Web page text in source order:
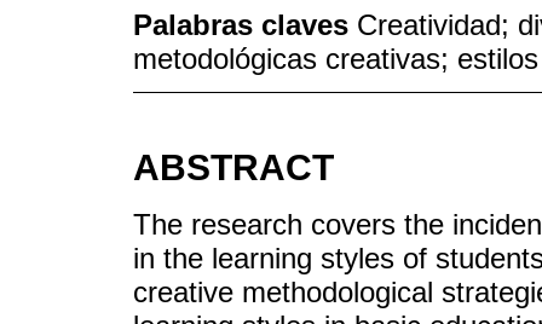
Palabras claves Creatividad;
metodológicas creativas;
ABSTRACT
The research covers the
in the learning styles of
creative methodological